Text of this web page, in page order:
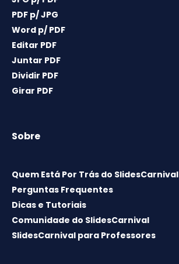
PDF p/ JPG
Word p/ PDF
Editar PDF
Juntar PDF
Dividir PDF
Girar PDF
Sobre
Quem Está Por Trás do SlidesCarnival
Perguntas Frequentes
Dicas e Tutoriais
Comunidade do SlidesCarnival
SlidesCarnival para Professores